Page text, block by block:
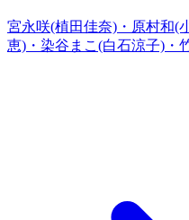
宮永咲(植田佳奈)・原村和(
恵)・染谷まこ(白石涼子)・